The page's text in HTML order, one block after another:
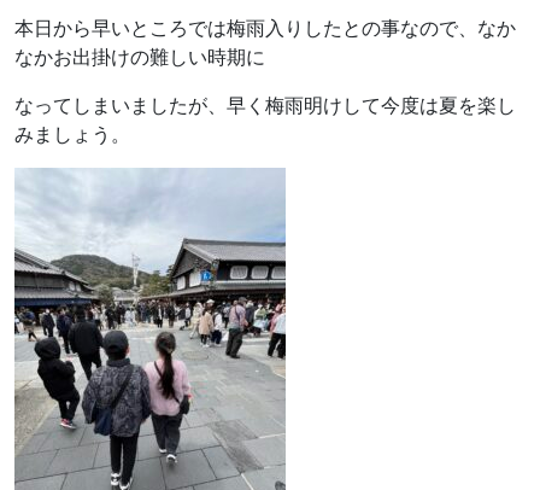
本日から早いところでは梅雨入りしたとの事なので、なか
なかお出掛けの難しい時期に
なってしまいましたが、早く梅雨明けして今度は夏を楽し
みましょう。